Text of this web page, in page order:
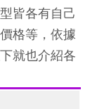
皆各有自己
格等，依據
就也介紹各